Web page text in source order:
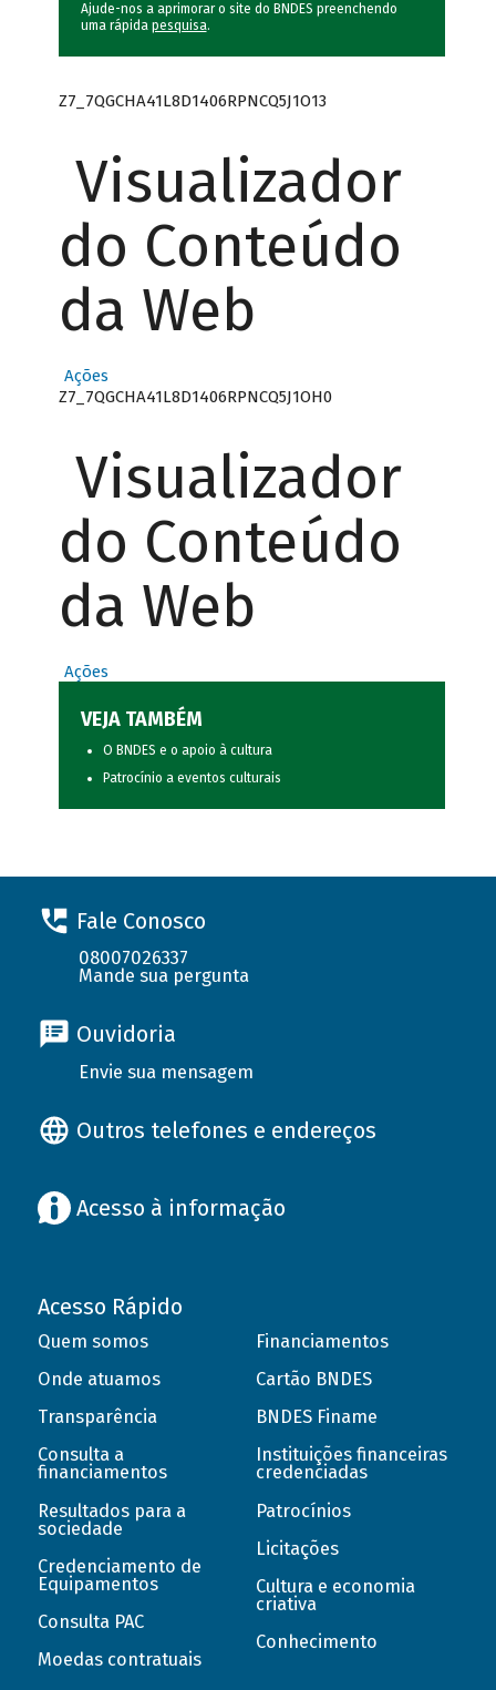
Ajude-nos a aprimorar o site do BNDES preenchendo
uma rápida pesquisa.
Z7_7QGCHA41L8D1406RPNCQ5J1O13
Visualizador
do Conteúdo
da Web
Ações
Z7_7QGCHA41L8D1406RPNCQ5J1OH0
Visualizador
do Conteúdo
da Web
Ações
VEJA TAMBÉM
O BNDES e o apoio à cultura
Patrocínio a eventos culturais
Fale Conosco
08007026337
Mande sua pergunta
Ouvidoria
Envie sua mensagem
Outros telefones e endereços
Acesso à informação
Acesso Rápido
Quem somos
Onde atuamos
Transparência
Consulta a
financiamentos
Resultados para a
sociedade
Credenciamento de
Equipamentos
Consulta PAC
Moedas contratuais
Financiamentos
Cartão BNDES
BNDES Finame
Instituições financeiras
credenciadas
Patrocínios
Licitações
Cultura e economia
criativa
Conhecimento